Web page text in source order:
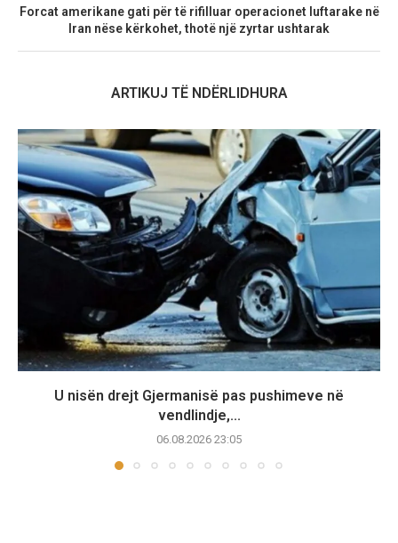
Forcat amerikane gati për të rifilluar operacionet luftarake në
Iran nëse kërkohet, thotë një zyrtar ushtarak
ARTIKUJ TË NDËRLIDHURA
U nisën drejt Gjermanisë pas pushimeve në
vendlindje,...
06.08.2026 23:05